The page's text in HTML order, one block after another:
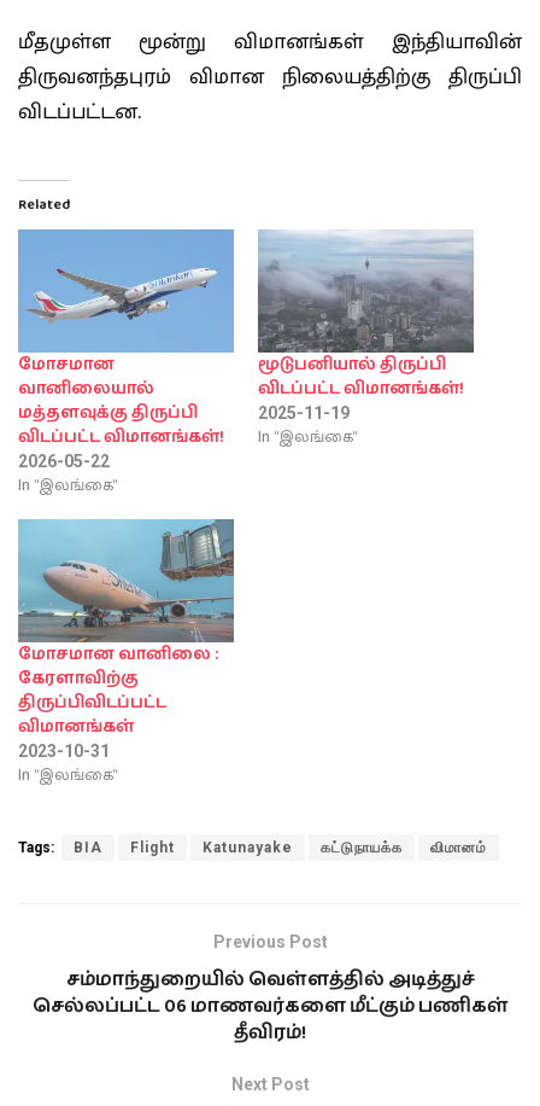
மீதமுள்ள மூன்று விமானங்கள் இந்தியாவின்
திருவனந்தபுரம் விமான நிலையத்திற்கு திருப்பி
விடப்பட்டன.
Related
மோசமான
வானிலையால்
மத்தளவுக்கு திருப்பி
விடப்பட்ட விமானங்கள்!
2026-05-22
In "இலங்கை"
மூடுபனியால் திருப்பி
விடப்பட்ட விமானங்கள்!
2025-11-19
In "இலங்கை"
மோசமான வானிலை :
கேரளாவிற்கு
திருப்பிவிடப்பட்ட
விமானங்கள்
2023-10-31
In "இலங்கை"
Tags: BIA Flight Katunayake கட்டுநாயக்க விமானம்
Previous Post
சம்மாந்துறையில் வெள்ளத்தில் அடித்துச்
செல்லப்பட்ட 06 மாணவர்களை மீட்கும் பணிகள்
தீவிரம்!
Next Post